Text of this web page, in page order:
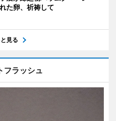
た卵、祈祷して
見る
フラッシュ